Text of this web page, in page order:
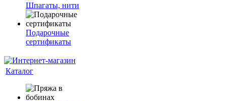
Шпагаты, нити
Подарочные
сертификаты
Каталог